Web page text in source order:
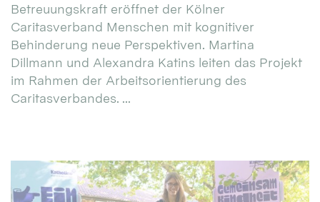
Betreuungskraft eröffnet der Kölner
Caritasverband Menschen mit kognitiver
Behinderung neue Perspektiven. Martina
Dillmann und Alexandra Katins leiten das Projekt
im Rahmen der Arbeitsorientierung des
Caritasverbandes. ...